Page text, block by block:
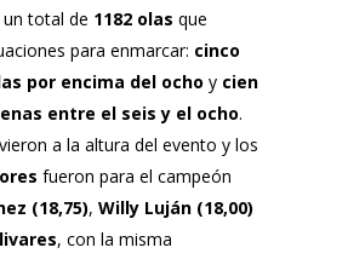
total de 1182 olas que
para enmarcar: cinco
por encima del ocho y cien
entre el seis y el ocho.
a la altura del evento y los
fueron para el campeón
(18,75), Willy Luján (18,00)
, con la misma